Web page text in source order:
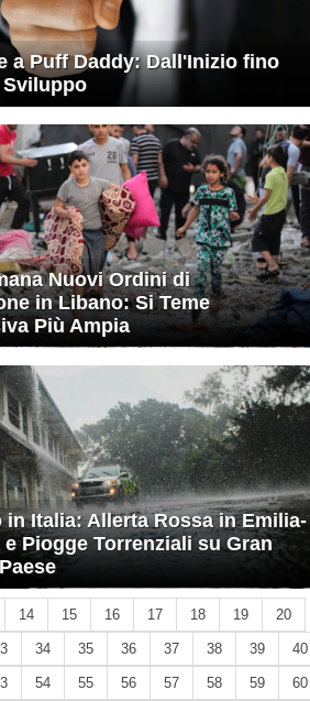
a Puff Daddy: Dall'Inizio fino
Nuovi Ordini di
in Libano: Si Teme
Più Ampia
in Italia: Allerta Rossa in Emilia-
e Piogge Torrenziali su Gran
14 15 16 17 18 19 20
34 35 36 37 38 39 40
54 55 56 57 58 59 60